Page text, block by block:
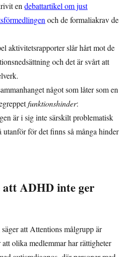
endebattartikel om just
och de formaliakrav de
aktivitetsrapporter slår hårt mot de
och det är svårt att
något som låter som en
funktionshinder:
är i sig inte särskilt problematisk
utanför för det finns så många hinder
ADHD inte ger
att Attentions målgrupp är
olika medlemmar har rättigheter